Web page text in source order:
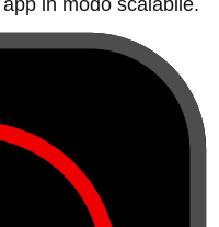
in modo scalabile.